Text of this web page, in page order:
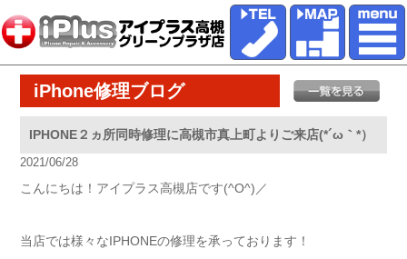
iPhone修理ブログ
IPHONE２ヵ所同時修理に高槻市真上町よりご来店(*´ω｀*）
2021/06/28
こんにちは！アイプラス高槻店です(^O^)／
当店では様々なIPHONEの修理を承っております！